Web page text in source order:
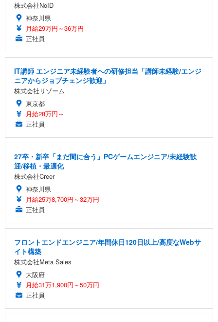
株式会社NoID
神奈川県
月給29万円～36万円
正社員
IT講師 エンジニア未経験者への研修担当「講師未経験/エンジ
ニアからジョブチェンジ歓迎」
株式会社リゾーム
東京都
月給28万円～
正社員
27卒・新卒「まだ間に合う」PCゲームエンジニア/未経験歓
迎/移植・最適化
株式会社Creer
神奈川県
月給25万8,700円～32万円
正社員
フロントエンドエンジニア/年間休日120日以上/高度なWebサ
イト構築
株式会社Meta Sales
大阪府
月給31万1,900円～50万円
正社員